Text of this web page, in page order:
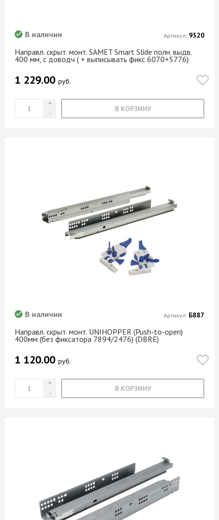
Направл. скрыт. монт. SAMET Smart Slide полн. выдв.
400 мм, с доводч ( + выписывать фикс 6070+5776)
В наличии
1 229.00 руб.
В КОРЗИНУ
Артикул: 9320
Направл. скрыт. монт. UNIHOPPER (Push-to-open)
400мм (без фиксатора 7894/2476) (DBRE)
В наличии
1 120.00 руб.
В КОРЗИНУ
Артикул: Б887